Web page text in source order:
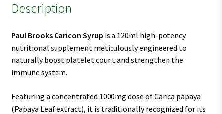
Description
Paul Brooks Caricon Syrup is a 120ml high-potency
nutritional supplement meticulously engineered to
naturally boost platelet count and strengthen the
immune system.
Featuring a concentrated 1000mg dose of Carica papaya
(Papaya Leaf extract), it is traditionally recognized for its